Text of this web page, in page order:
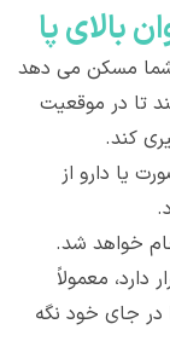
بالای پا
مسکن می دهد
تا در موقعیت
کند.
یا دارو از
خواهد شد.
معمولاً
در جای خود نگه